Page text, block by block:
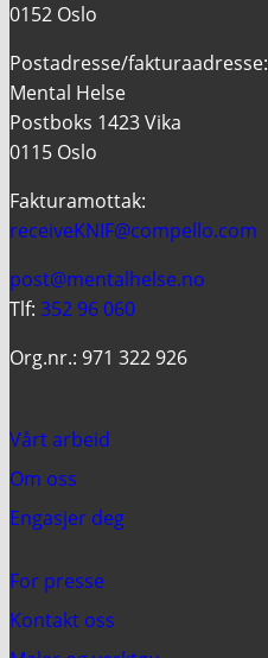
0152 Oslo
Postadresse/fakturaadresse:
Mental Helse
Postboks 1423 Vika
0115 Oslo
Fakturamottak:
receiveKNIF@compello.com
post@mentalhelse.no
Tlf: 352 96 060
Org.nr.: 971 322 926
Vårt arbeid
Om oss
Engasjer deg
For presse
Kontakt oss